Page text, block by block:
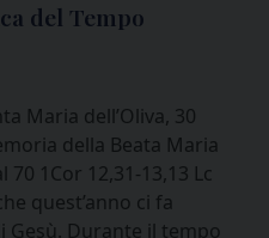
del Tempo
Maria dell’Oliva, 30
della Beata Maria
70 1Cor 12,31-13,13 Lc
quest’anno ci fa
Durante il tempo